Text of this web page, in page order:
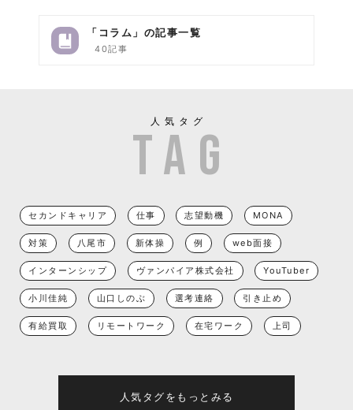
「コラム」の記事一覧
40記事
人気タグ
セカンドキャリア 仕事 志望動機 MONA
対策 八尾市 新体操 例 web面接
インターンシップ ヴァンパイア株式会社 YouTuber
小川佳純 山口しのぶ 選考連絡 引き止め
有給買取 リモートワーク 在宅ワーク 上司
人気タグをもっとみる